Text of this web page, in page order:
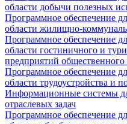
области добычи полезных
Программное обеспечение
области жилищно-
Программное обеспечение
области гостиничного и
предприятий общественного
Программное обеспечение
области трудоустройства и
Информационные системы
отраслевых задач
Программное обеспечение